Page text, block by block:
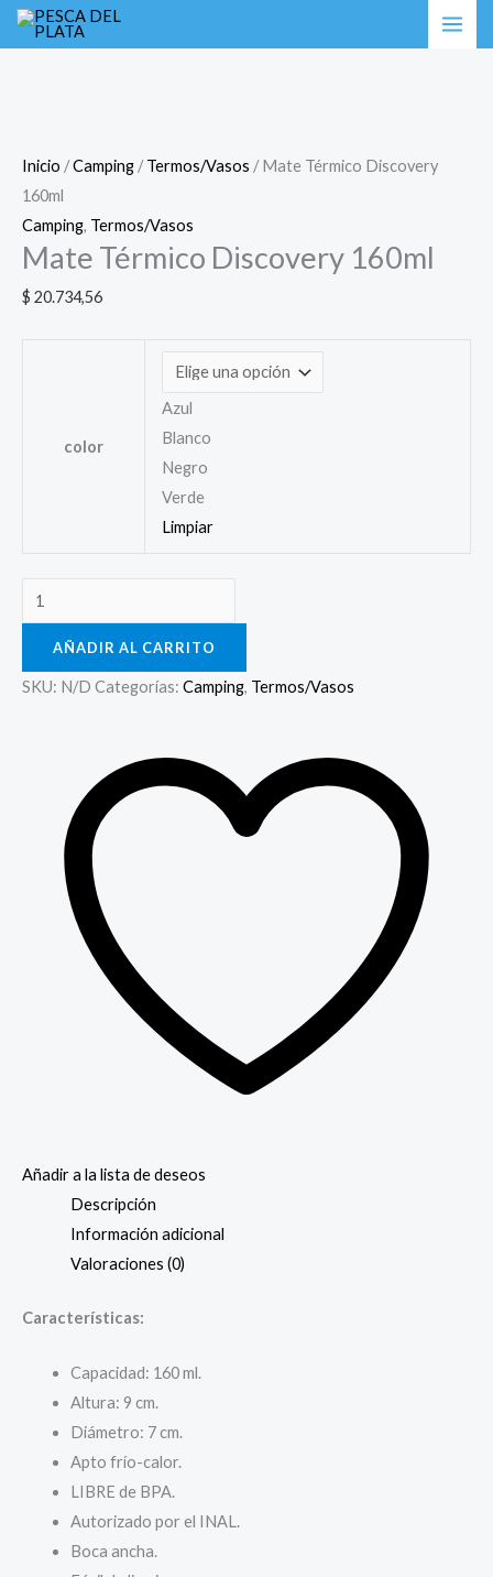
Inicio /Camping /Termos/Vasos / Mate Térmico Discovery
160ml
Camping, Termos/Vasos
Mate Térmico Discovery 160ml
$ 20.734,56
color
Azul
Blanco
Negro
Verde
Limpiar
Mate
Térmico
AÑADIR AL CARRITO
SKU: N/D Categorías: Camping, Termos/Vasos
Añadir a la lista de deseos
Descripción
Información adicional
Valoraciones (0)
Características:
Capacidad: 160 ml.
Altura: 9 cm.
Diámetro: 7 cm.
Apto frío-calor.
LIBRE de BPA.
Autorizado por el INAL.
Boca ancha.